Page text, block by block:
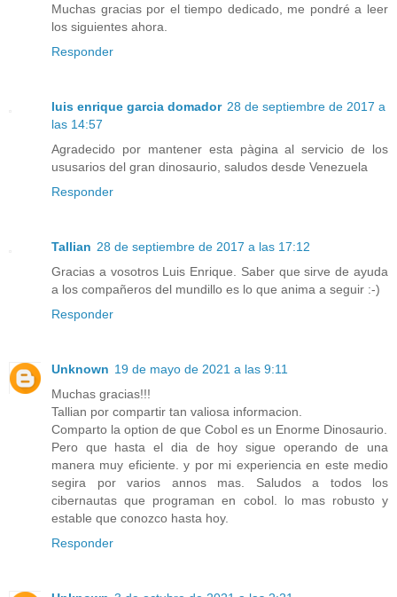
Muchas gracias por el tiempo dedicado, me pondré a leer
los siguientes ahora.
Responder
luis enrique garcia domador 28 de septiembre de 2017 a
las 14:57
Agradecido por mantener esta pàgina al servicio de los
ususarios del gran dinosaurio, saludos desde Venezuela
Responder
Tallian 28 de septiembre de 2017 a las 17:12
Gracias a vosotros Luis Enrique. Saber que sirve de ayuda
a los compañeros del mundillo es lo que anima a seguir :-)
Responder
Unknown 19 de mayo de 2021 a las 9:11
Muchas gracias!!!
Tallian por compartir tan valiosa informacion.
Comparto la option de que Cobol es un Enorme Dinosaurio.
Pero que hasta el dia de hoy sigue operando de una
manera muy eficiente. y por mi experiencia en este medio
segira por varios annos mas. Saludos a todos los
cibernautas que programan en cobol. lo mas robusto y
estable que conozco hasta hoy.
Responder